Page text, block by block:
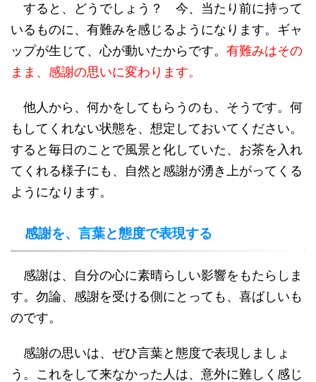
すると、どうでしょう？ 今、当たり前に持って
いるものに、有難みを感じるようになります。ギャ
ップが生じて、心が動いたからです。 有難みはその
まま、感謝の思いに変わります。
他人から、何かをしてもらうのも、そうです。何
もしてくれない状態を、想定しておいてください。
すると毎日のことで風景と化していた、お茶を入れ
てくれる様子にも、自然と感謝が湧き上がってくる
ようになります。
感謝を、言葉と態度で表現する
感謝は、自分の心に素晴らしい影響をもたらしま
す。勿論、感謝を受ける側にとっても、喜ばしいも
のです。
感謝の思いは、ぜひ言葉と態度で表現しましょ
う。これをして来なかった人は、意外に難しく感じ